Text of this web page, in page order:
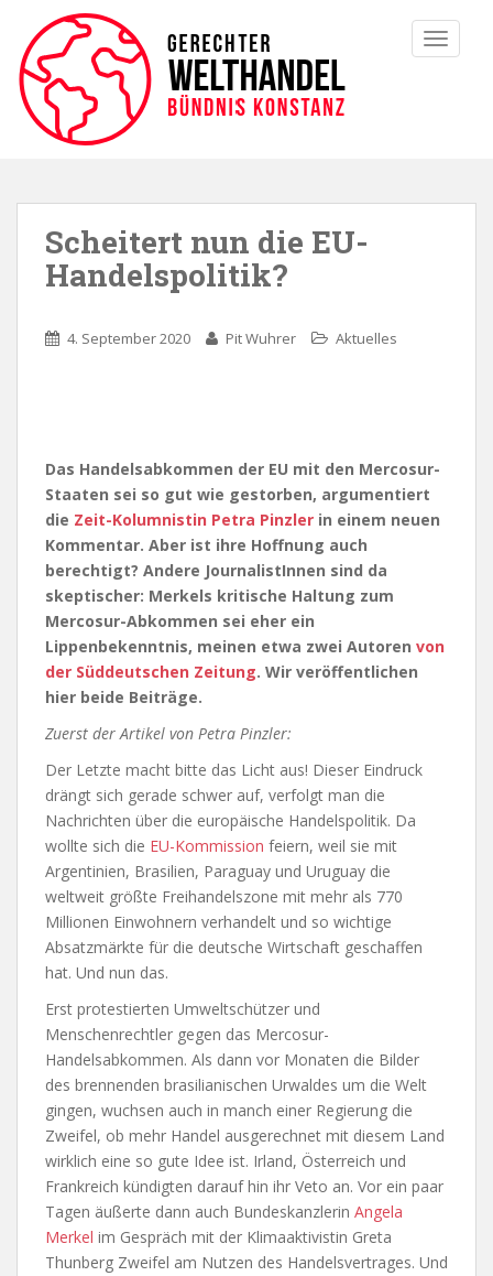
Scheitert nun die EU-
Handelspolitik?
4. September 2020 Pit Wuhrer Aktuelles
Das Handelsabkommen der EU mit den Mercosur-
Staaten sei so gut wie gestorben, argumentiert
die Zeit-Kolumnistin Petra Pinzler in einem neuen
Kommentar. Aber ist ihre Hoffnung auch
berechtigt? Andere JournalistInnen sind da
skeptischer: Merkels kritische Haltung zum
Mercosur-Abkommen sei eher ein
Lippenbekenntnis, meinen etwa zwei Autoren von
der Süddeutschen Zeitung. Wir veröffentlichen
hier beide Beiträge.
Zuerst der Artikel von Petra Pinzler:
Der Letzte macht bitte das Licht aus! Dieser Eindruck
drängt sich gerade schwer auf, verfolgt man die
Nachrichten über die europäische Handelspolitik. Da
wollte sich die EU-Kommission feiern, weil sie mit
Argentinien, Brasilien, Paraguay und Uruguay die
weltweit größte Freihandelszone mit mehr als 770
Millionen Einwohnern verhandelt und so wichtige
Absatzmärkte für die deutsche Wirtschaft geschaffen
hat. Und nun das.
Erst protestierten Umweltschützer und
Menschenrechtler gegen das Mercosur-
Handelsabkommen. Als dann vor Monaten die Bilder
des brennenden brasilianischen Urwaldes um die Welt
gingen, wuchsen auch in manch einer Regierung die
Zweifel, ob mehr Handel ausgerechnet mit diesem Land
wirklich eine so gute Idee ist. Irland, Österreich und
Frankreich kündigten darauf hin ihr Veto an. Vor ein paar
Tagen äußerte dann auch Bundeskanzlerin Angela
Merkel im Gespräch mit der Klimaaktivistin Greta
Thunberg Zweifel am Nutzen des Handelsvertrages. Und